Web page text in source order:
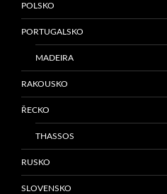
POLSKO
PORTUGALSKO
MADEIRA
RAKOUSKO
ŘECKO
THASSOS
RUSKO
SLOVENSKO